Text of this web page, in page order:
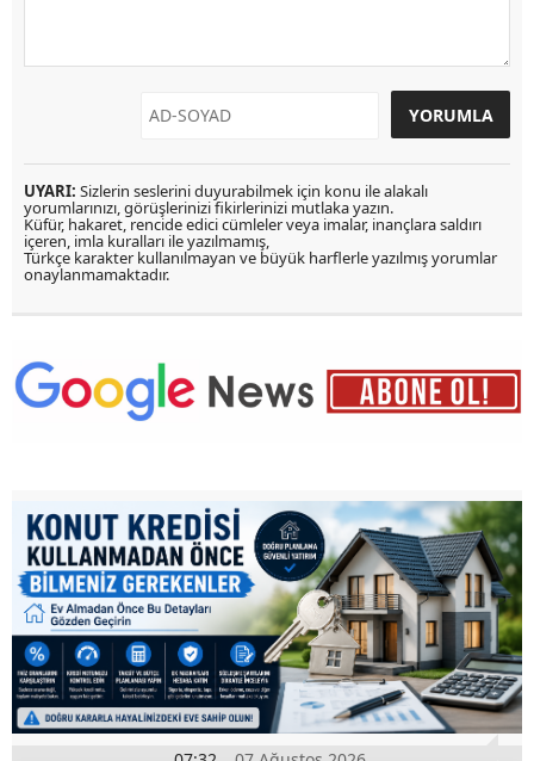
UYARI: Sizlerin seslerini duyurabilmek için konu ile alakalı
yorumlarınızı, görüşlerinizi fikirlerinizi mutlaka yazın.
Küfür, hakaret, rencide edici cümleler veya imalar, inançlara saldırı
içeren, imla kuralları ile yazılmamış,
Türkçe karakter kullanılmayan ve büyük harflerle yazılmış yorumlar
onaylanmamaktadır.